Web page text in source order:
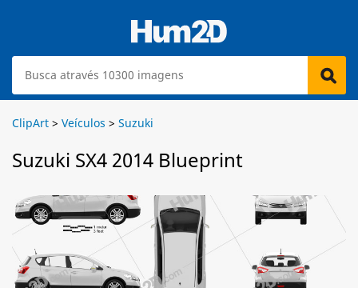
ClipArt > Veículos > Suzuki
Suzuki SX4 2014 Blueprint